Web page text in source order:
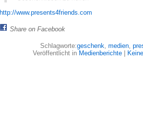
http://www.presents4friends.com
Share on Facebook
Schlagworte:geschenk, medien,
Veröffentlicht in Medienberichte|